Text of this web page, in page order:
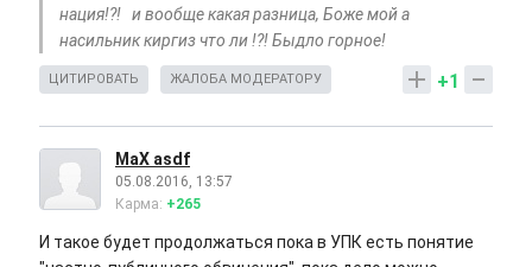
нация!?! и вообще какая разница, Боже мой а
насильник киргиз что ли !?! Быдло горное!
+1
ЦИТИРОВАТЬ ЖАЛОБА МОДЕРАТОРУ
MaX asdf
05.08.2016, 13:57
Карма: +265
И такое будет продолжаться пока в УПК есть понятие